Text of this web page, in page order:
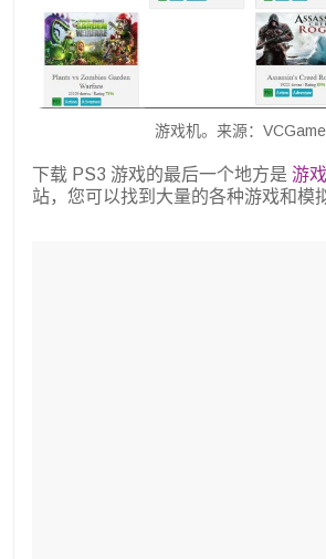
游戏机。来源：
下载 PS3 游戏的最后一个地方是 游
站，您可以找到大量的各种游戏和模